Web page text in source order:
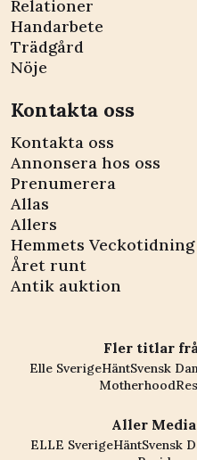
Relationer
Handarbete
Trädgård
Nöje
Kontakta oss
Kontakta oss
Annonsera hos oss
Prenumerera
Allas
Allers
Hemmets Veckotidning
Året runt
Antik auktion
Fler titlar
Elle SverigeHäntSvensk
Motherhood
Aller
ELLE SverigeHäntSvensk